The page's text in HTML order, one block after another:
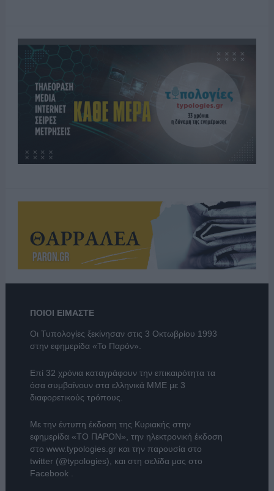
ΠΟΙΟΙ ΕΙΜΑΣΤΕ
Οι Τυπολογίες ξεκίνησαν στις 3 Οκτωβρίου 1993
στην εφημερίδα «Το Παρόν».
Επί 32 χρόνια καταγράφουν την επικαιρότητα τα
όσα συμβαίνουν στα ελληνικά ΜΜΕ με 3
διαφορετικούς τρόπους.
Με την έντυπη έκδοση της Κυριακής στην
εφημερίδα «ΤΟ ΠΑΡΟΝ» , την ηλεκτρονική έκδοση
στο www.typologies.grκαι την παρουσία στο
twitter (@typologies) , και στη σελίδα μας στο
Facebook